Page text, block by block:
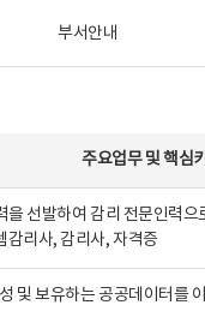
부서안내
주요업무및핵심
을 선발하여 감리 전문인력
감리사, 감리사, 자격증
및 보유하는 공공데이터를